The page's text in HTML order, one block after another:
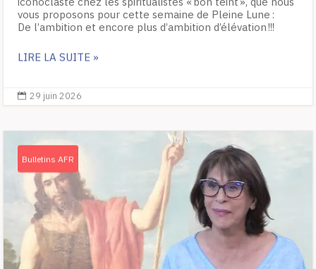
vous proposons pour cette semaine de Pleine Lune :
De l’ambition et encore plus d’ambition d’élévation !!!
LIRE LA SUITE »
 29 juin 2026
Bulletins AFR